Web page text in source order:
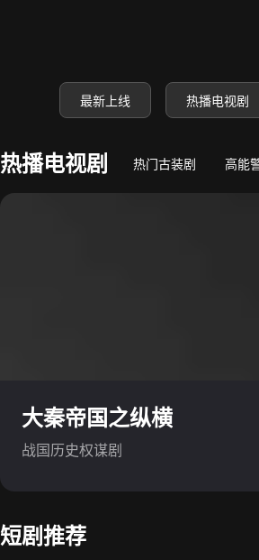
最新上线 热播电视剧
热播电视剧 热门古装剧 高能
大秦帝国之纵横
战国历史权谋剧
短剧推荐